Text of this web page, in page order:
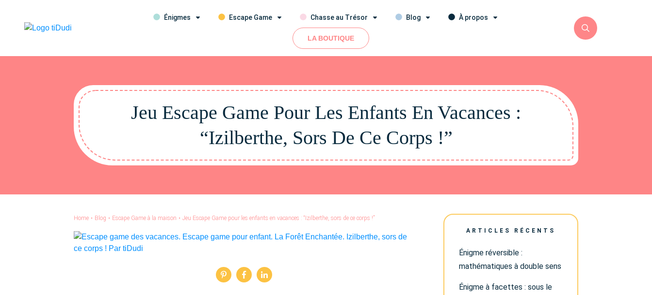
Énigmes Escape Game Chasse au Trésor Blog À propos
LA BOUTIQUE
Jeu Escape Game Pour Les Enfants En Vacances :
“Izilberthe, Sors De Ce Corps !”
Home • Blog • Escape Game à la maison • Jeu Escape Game pour les enfants en vacances : “Izilberthe, sors de ce corps !”
ARTICLES RÉCENTS
Énigme réversible :
mathématiques à double sens
Énigme à facettes : sous le